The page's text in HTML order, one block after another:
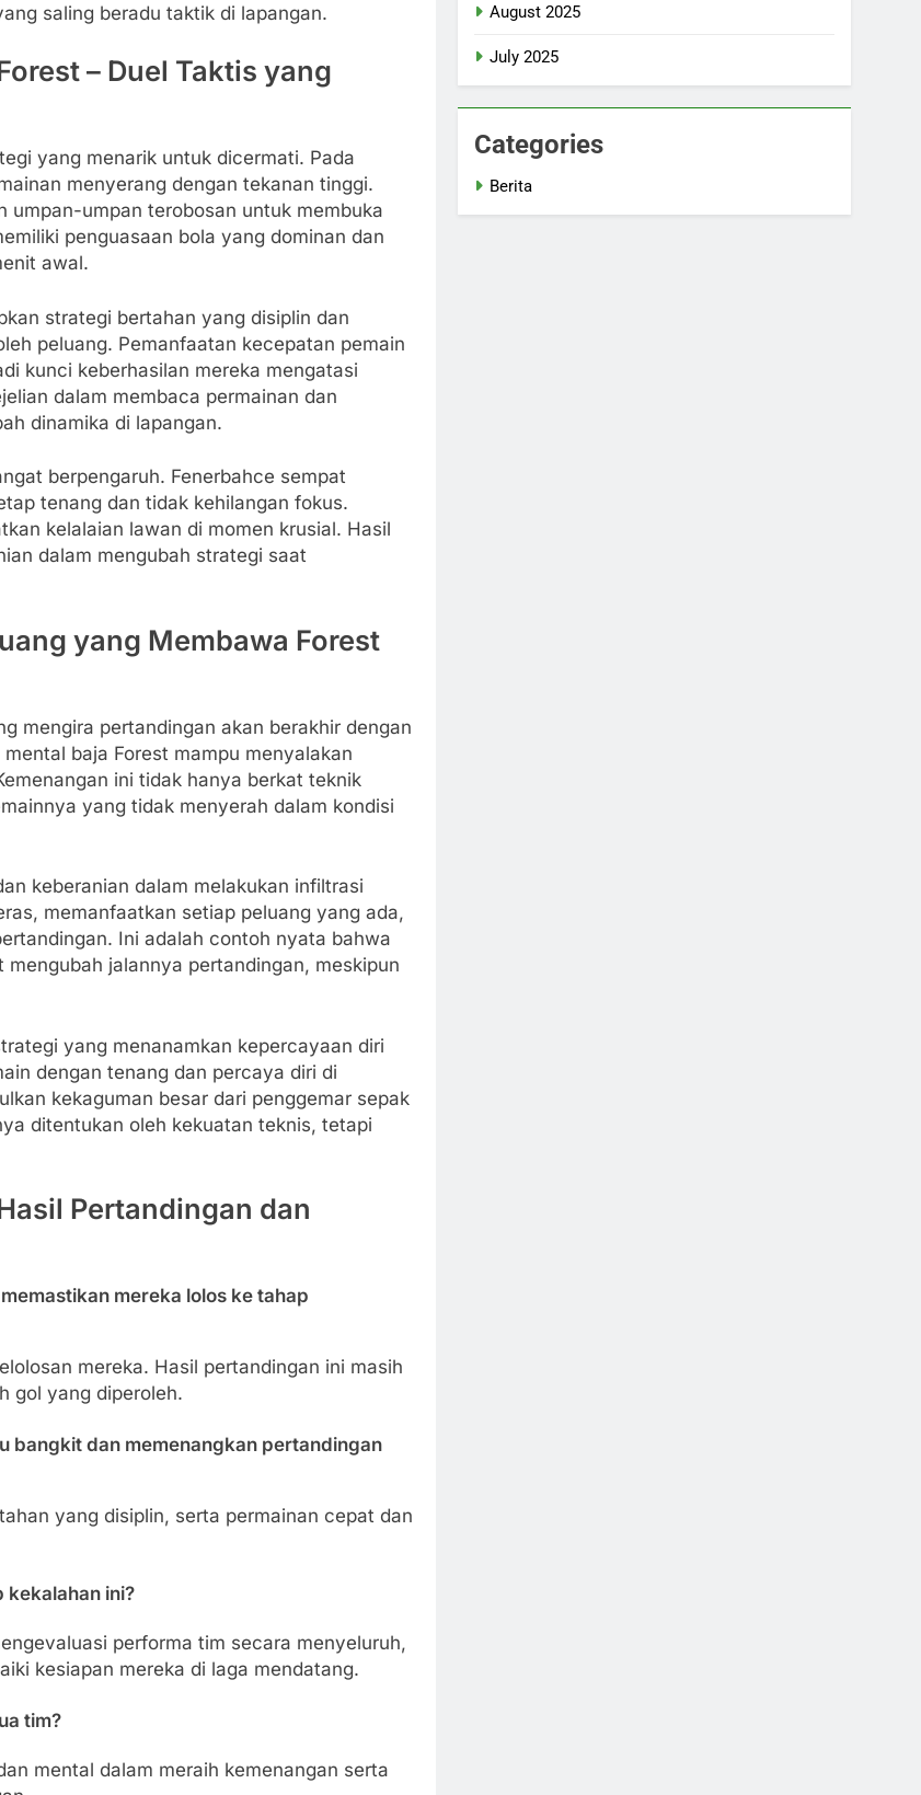
saling beradu taktik di lapangan.
– Duel Taktis yang
yang menarik untuk dicermati. Pada
menyerang dengan tekanan tinggi.
umpan-umpan terobosan untuk membuka
penguasaan bola yang dominan dan
awal.
strategi bertahan yang disiplin dan
peluang. Pemanfaatan kecepatan pemain
kunci keberhasilan mereka mengatasi
dalam membaca permainan dan
dinamika di lapangan.
berpengaruh. Fenerbahce sempat
tenang dan tidak kehilangan fokus.
kelalaian lawan di momen krusial. Hasil
dalam mengubah strategi saat
yang Membawa Forest
mengira pertandingan akan berakhir dengan
baja Forest mampu menyalakan
ini tidak hanya berkat teknik
yang tidak menyerah dalam kondisi
keberanian dalam melakukan infiltrasi
memanfaatkan setiap peluang yang ada,
Ini adalah contoh nyata bahwa
jalannya pertandingan, meskipun
yang menanamkan kepercayaan diri
dengan tenang dan percaya diri di
kekaguman besar dari penggemar sepak
ditentukan oleh kekuatan teknis, tetapi
Pertandingan dan
mereka lolos ke tahap
mereka. Hasil pertandingan ini masih
gol yang diperoleh.
bangkit dan memenangkan pertandingan
yang disiplin, serta permainan cepat dan
kekalahan ini?
performa tim secara menyeluruh,
kesiapan mereka di laga mendatang.
tim?
mental dalam meraih kemenangan serta
August 2025
July 2025
Categories
Berita